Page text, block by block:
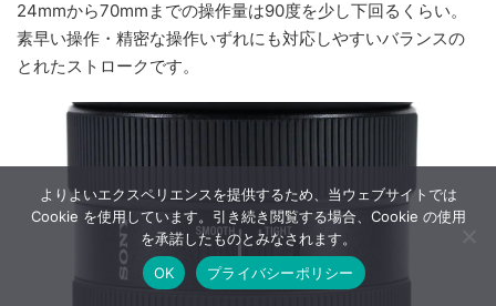
24mmから70mmまでの操作量は90度を少し下回るくらい。
素早い操作・精密な操作いずれにも対応しやすいバランスの
とれたストロークです。
よりよいエクスペリエンスを提供するため、当ウェブサイトでは
Cookie を使用しています。引き続き閲覧する場合、Cookie の使用
を承諾したものとみなされます。
OK
プライバシーポリシー